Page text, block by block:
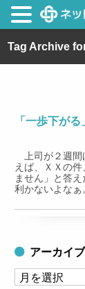
Tag Archive
「一歩下が
上司が２週間
えば、ＸＸの
ません」と答
利かないよな
アーカイブ
ア